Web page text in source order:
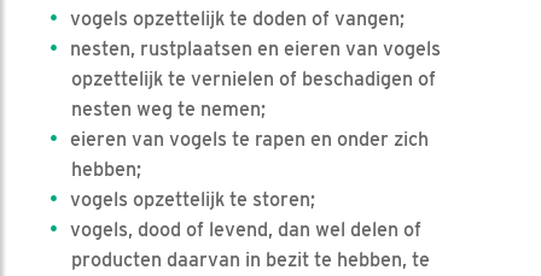
vogels opzettelijk te doden of vangen;
nesten, rustplaatsen en eieren van vogels
opzettelijk te vernielen of beschadigen of
nesten weg te nemen;
eieren van vogels te rapen en onder zich
hebben;
vogels opzettelijk te storen;
vogels, dood of levend, dan wel delen of
producten daarvan in bezit te hebben, te